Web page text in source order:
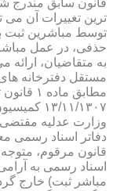
قانون سابق مندرج
ترین تغییرات آن
توسط مباشرین ثبت
حذفی، در عمل
به متقاضیان،
مطابق
۱۳/۱۱/
وزارت عدلیه مقتضی
دفاتر اسناد رسمی
قانون مرقوم،
اسناد رسمی به
مباشر ثبت) خارج